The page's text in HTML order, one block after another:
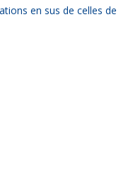
en sus de celles de